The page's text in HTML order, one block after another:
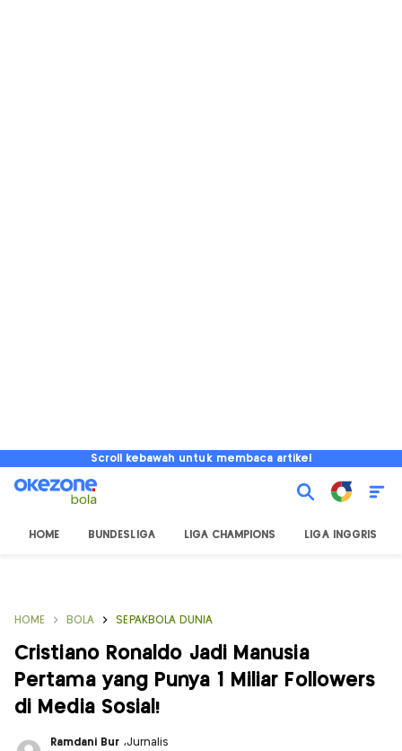
Scroll kebawah untuk membaca artikel
HOME BUNDESLIGA LIGA CHAMPIONS LIGA INGGRIS
HOME BOLA SEPAKBOLA DUNIA
Cristiano Ronaldo Jadi Manusia
Pertama yang Punya 1 Miliar Followers
di Media Sosial!
Ramdani Bur ,Jurnalis